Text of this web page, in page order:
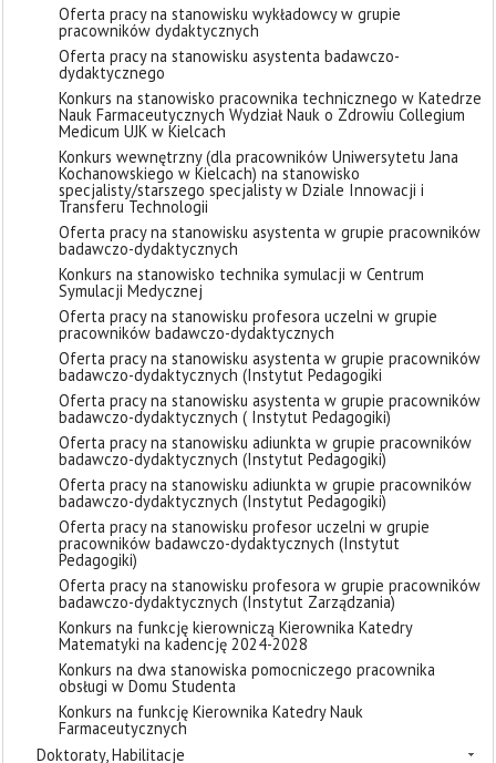
Oferta pracy na stanowisku wykładowcy w grupie
pracowników dydaktycznych
Oferta pracy na stanowisku asystenta badawczo-
dydaktycznego
Konkurs na stanowisko pracownika technicznego w Katedrze
Nauk Farmaceutycznych Wydział Nauk o Zdrowiu Collegium
Medicum UJK w Kielcach
Konkurs wewnętrzny (dla pracowników Uniwersytetu Jana
Kochanowskiego w Kielcach) na stanowisko
specjalisty/starszego specjalisty w Dziale Innowacji i
Transferu Technologii
Oferta pracy na stanowisku asystenta w grupie pracowników
badawczo-dydaktycznych
Konkurs na stanowisko technika symulacji w Centrum
Symulacji Medycznej
Oferta pracy na stanowisku profesora uczelni w grupie
pracowników badawczo-dydaktycznych
Oferta pracy na stanowisku asystenta w grupie pracowników
badawczo-dydaktycznych (Instytut Pedagogiki
Oferta pracy na stanowisku asystenta w grupie pracowników
badawczo-dydaktycznych ( Instytut Pedagogiki)
Oferta pracy na stanowisku adiunkta w grupie pracowników
badawczo-dydaktycznych (Instytut Pedagogiki)
Oferta pracy na stanowisku adiunkta w grupie pracowników
badawczo-dydaktycznych (Instytut Pedagogiki)
Oferta pracy na stanowisku profesor uczelni w grupie
pracowników badawczo-dydaktycznych (Instytut
Pedagogiki)
Oferta pracy na stanowisku profesora w grupie pracowników
badawczo-dydaktycznych (Instytut Zarządzania)
Konkurs na funkcję kierowniczą Kierownika Katedry
Matematyki na kadencję 2024-2028
Konkurs na dwa stanowiska pomocniczego pracownika
obsługi w Domu Studenta
Konkurs na funkcję Kierownika Katedry Nauk
Farmaceutycznych
Doktoraty, Habilitacje